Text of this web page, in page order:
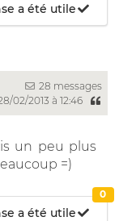
a été utile
28 messages
02/2013 à 12:46
un peu plus
=)
a été utile
0